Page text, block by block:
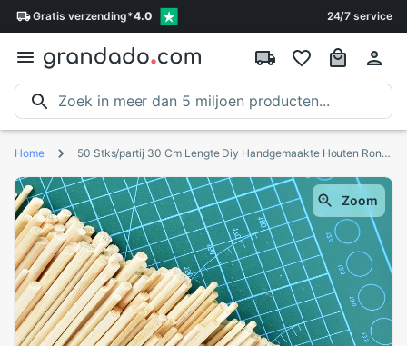
Gratis verzending*4.0 24/7 service
Home 50 Stks/partij 30 Cm Lengte Diy Handgemaakte Houten Ronde Vierkante Stok Staven Voor Diy Arts Ambachten Home Decoratie Tool
Zoom